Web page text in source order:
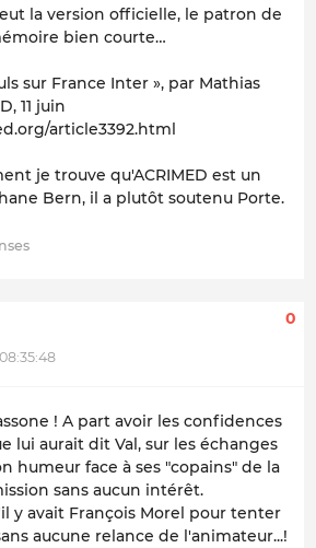
la version officielle, le patron de
bien courte…
sur France Inter », par Mathias
, 11 juin
article3392.html
je trouve qu'ACRIMED est un
Bern, il a plutôt soutenu Porte.
0
! A part avoir les confidences
lui aurait dit Val, sur les échanges
humeur face à ses "copains" de la
sans aucun intérêt.
y avait François Morel pour tenter
aucune relance de l'animateur...!